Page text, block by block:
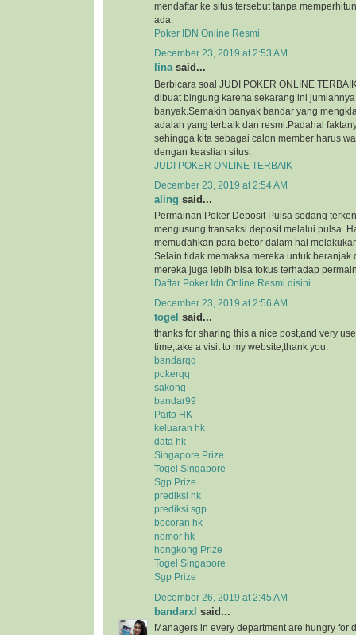
mendaftar ke situs tersebut tanpa
ada.
Poker IDN Online Resmi
December 23, 2019 at 2:53 AM
linasaid...
Berbicara soal JUDI POKER ONLINE
dibuat bingung karena sekarang ini
banyak.Semakin banyak bandar yang
adalah yang terbaik dan resmi.Padahal
sehingga kita sebagai calon member harus
dengan keaslian situs.
JUDI POKER ONLINE TERBAIK
December 23, 2019 at 2:54 AM
aling said...
Permainan Poker Deposit Pulsa sedang
mengusung transaksi deposit melalui pulsa.
memudahkan para bettor dalam hal
Selain tidak memaksa mereka untuk beranjak
mereka juga lebih bisa fokus terhadap
Daftar Poker Idn Online Resmi disini
December 23, 2019 at 2:56 AM
togel said...
thanks for sharing this a nice post,and very
time,take a visit to my website,thank you.
bandarqq
pokerqq
sakong
bandar99
Paito HK
keluaran hk
data hk
Singapore Prize
Togel Singapore
Sgp Prize
prediksi hk
prediksi sgp
bocoran hk
nomor hk
hongkong Prize
Togel Singapore
Sgp Prize
December 26, 2019 at 2:45 AM
bandarxl said...
Managers in every department are hungry for